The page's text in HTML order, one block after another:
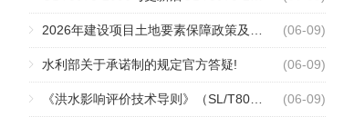
2个月前
(06-09)
2个月前
(06-09)
水利部关于承诺制的规定官方答疑!
2个月前
(06-09)
《洪水影响评价技术导则》（SL/T808-2025）核心解读